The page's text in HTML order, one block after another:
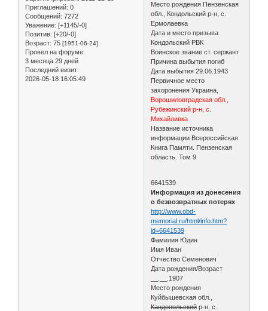
Приглашений: 0
Сообщений: 7272
Уважение: [+1145/-0]
Позитив: [+20/-0]
Возраст: 75 [1951-06-24]
Провел на форуме:
3 месяца 29 дней
Последний визит:
2026-05-18 16:05:49
Место рождения Пензенская
обл., Кондольский р-н, с.
Ермолаевка
Дата и место призыва
Кондольский РВК
Воинское звание ст. сержант
Причина выбытия погиб
Дата выбытия 29.06.1943
Первичное место
захоронения Украина,
Ворошиловградская обл.,
Рубежинский р-н, с.
Михайливка
Название источника
информации Всероссийская
Книга Памяти. Пензенская
область. Том 9
6641539
Информация из донесения
о безвозвратных потерях
http://www.obd-
memorial.ru/html/info.htm?
id=6641539
Фамилия Юдин
Имя Иван
Отчество Семенович
Дата рождения/Возраст
__.__.1907
Место рождения
Куйбышевская обл.,
Кандопольский р-н, с.